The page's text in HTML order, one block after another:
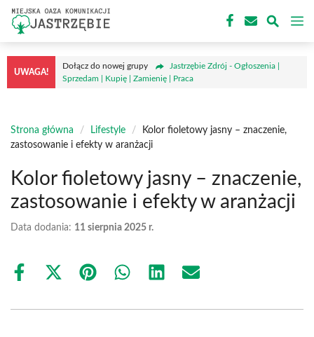
Przejdź
treści
UWAGA!
Dołącz do nowej grupy
Jastrzębie Zdrój - Ogłoszenia |
Sprzedam | Kupię | Zamienię | Praca
Strona główna / Lifestyle /
Kolor fioletowy jasny – znaczenie,
zastosowanie i efekty w aranżacji
Kolor fioletowy jasny – znaczenie,
zastosowanie i efekty w aranżacji
Data dodania: 11 sierpnia 2025 r.
Share
Share
(Twitter)
Share Share Share Share